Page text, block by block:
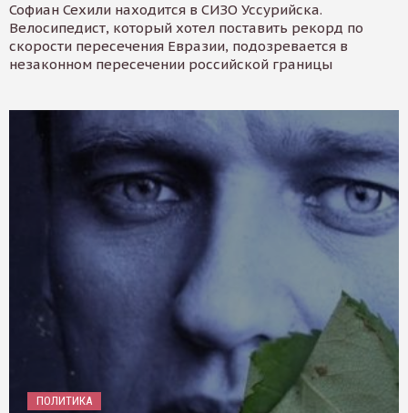
Софиан Сехили находится в СИЗО Уссурийска.
Велосипедист, который хотел поставить рекорд по
скорости пересечения Евразии, подозревается в
незаконном пересечении российской границы
ПОЛИТИКА